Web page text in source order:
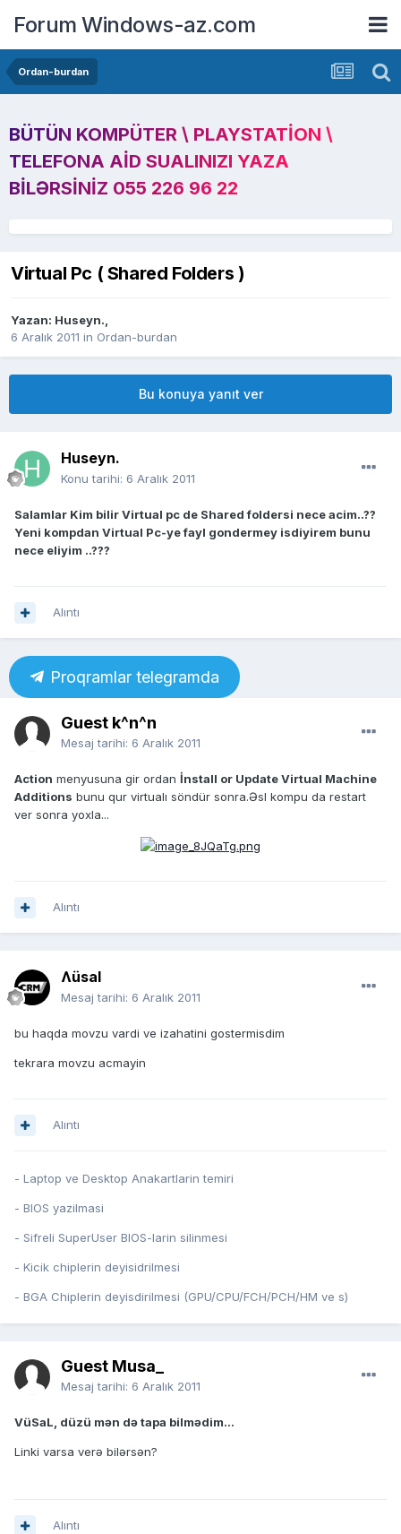
Forum Windows-az.com
Ordan-burdan
BÜTÜN KOMPÜTER \ PLAYSTATION \
TELEFONA AID SUALINIZI YAZA
BILƏRSINIZ 055 226 96 22
Virtual Pc ( Shared Folders )
Yazan: Huseyn.,
6 Aralık 2011 in Ordan-burdan
Bu konuya yanıt ver
Huseyn.
Konu tarihi: 6 Aralık 2011
Salamlar Kim bilir Virtual pc de Shared foldersi nece acim..??
Yeni kompdan Virtual Pc-ye fayl gondermey isdiyirem bunu
nece eliyim ..???
Alıntı
Proqramlar telegramda
Guest k^n^n
Mesaj tarihi: 6 Aralık 2011
Action menyusuna gir ordan İnstall or Update Virtual Machine
Additions bunu qur virtualı söndür sonra.Əsl kompu da restart
ver sonra yoxla...
Alıntı
Ʌüsal
Mesaj tarihi: 6 Aralık 2011
bu haqda movzu vardi ve izahatini gostermisdim
tekrara movzu acmayin
Alıntı
- Laptop ve Desktop Anakartlarin temiri
- BIOS yazilmasi
- Sifreli SuperUser BIOS-larin silinmesi
- Kicik chiplerin deyisidrilmesi
- BGA Chiplerin deyisdirilmesi (GPU/CPU/FCH/PCH/HM ve s)
Guest Musa_
Mesaj tarihi: 6 Aralık 2011
VüSaL, düzü mən də tapa bilmədim...
Linki varsa verə bilərsən?
Alıntı